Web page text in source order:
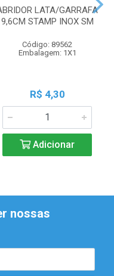
LATA/GARRAFA
9,6CM STAMP INOX SM
Código: 89562
Embalagem: 1X1
R$ 4,30
Adicionar
nossas